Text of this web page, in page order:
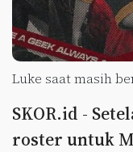
Luke saat masih
SKOR.id -
roster untuk